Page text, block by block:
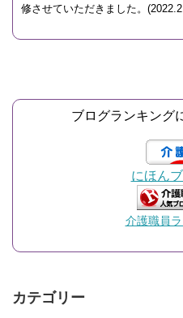
修させていただきました。
ブログランキング
にほん
介護職員
カテゴリー